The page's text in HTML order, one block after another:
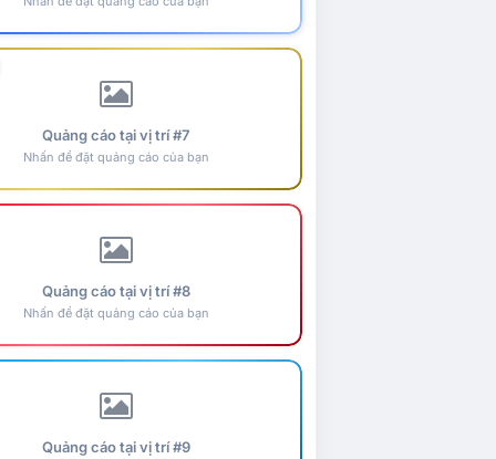
Quảng cáo tại vị trí #7
Nhấn để đặt quảng cáo của bạn
Quảng cáo tại vị trí #8
Nhấn để đặt quảng cáo của bạn
Quảng cáo tại vị trí #9